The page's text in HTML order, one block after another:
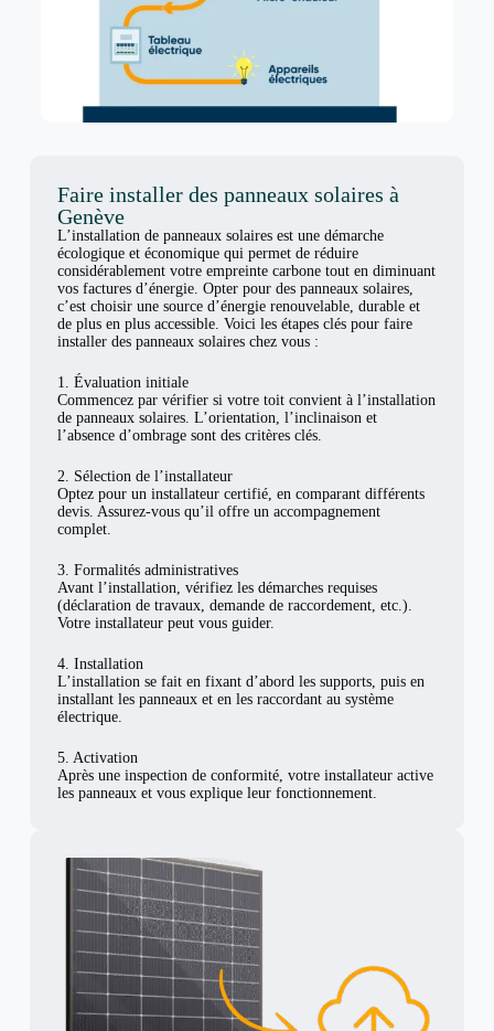
Faire installer des panneaux solaires à
Genève
L’installation de panneaux solaires est une démarche
écologique et économique qui permet de réduire
considérablement votre empreinte carbone tout en diminuant
vos factures d’énergie. Opter pour des panneaux solaires,
c’est choisir une source d’énergie renouvelable, durable et
de plus en plus accessible. Voici les étapes clés pour faire
installer des panneaux solaires chez vous :
1. Évaluation initiale
Commencez par vérifier si votre toit convient à l’installation
de panneaux solaires. L’orientation, l’inclinaison et
l’absence d’ombrage sont des critères clés.
2. Sélection de l’installateur
Optez pour un installateur certifié, en comparant différents
devis. Assurez-vous qu’il offre un accompagnement
complet.
3. Formalités administratives
Avant l’installation, vérifiez les démarches requises
(déclaration de travaux, demande de raccordement, etc.).
Votre installateur peut vous guider.
4. Installation
L’installation se fait en fixant d’abord les supports, puis en
installant les panneaux et en les raccordant au système
électrique.
5. Activation
Après une inspection de conformité, votre installateur active
les panneaux et vous explique leur fonctionnement.